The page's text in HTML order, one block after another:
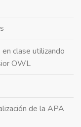
clase utilizando
OWL
de la APA